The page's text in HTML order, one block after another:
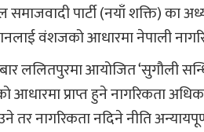
समाजवादी पार्टी (नयाँ शक्ति) का
वंशजको आधारमा नेपाली
ललितपुरमा आयोजित ‘सुगौली
आधारमा प्राप्त हुने नागरिकता
तर नागरिकता नदिने नीति